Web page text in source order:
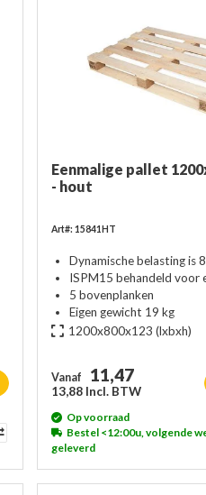
Eenmalige pallet
- hout
Art#: 15841HT
Dynamische belasting is
ISPM15 behandeld voor
5 bovenplanken
Eigen gewicht 19 kg
1200x800x123 (lxbxh)
Vanaf 11,47
13,88 Incl. BTW
Op voorraad
Bestel <12:00u, volgende
geleverd